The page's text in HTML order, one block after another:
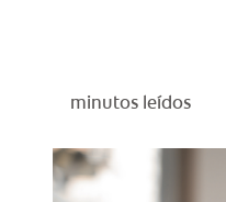
minutos leídos